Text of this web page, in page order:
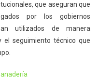
que aseguran que
por los gobiernos
utilizados de manera
el seguimiento técnico que